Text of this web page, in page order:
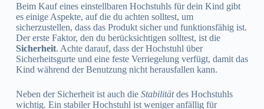
Beim Kauf eines einstellbaren Hochstuhls für dein Kind gibt
es einige Aspekte, auf die du achten solltest, um
sicherzustellen, dass das Produkt sicher und funktionsfähig ist.
Der erste Faktor, den du berücksichtigen solltest, ist die
Sicherheit. Achte darauf, dass der Hochstuhl über
Sicherheitsgurte und eine feste Verriegelung verfügt, damit das
Kind während der Benutzung nicht herausfallen kann.
Neben der Sicherheit ist auch die Stabilitätdes Hochstuhls
wichtig. Ein stabiler Hochstuhl ist weniger anfällig für